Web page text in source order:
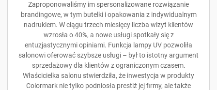
Zaproponowaliśmy im spersonalizowane rozwiązanie
brandingowe, w tym butelki i opakowania z indywidualnym
nadrukiem. W ciągu trzech miesięcy liczba wizyt klientów
wzrosła o 40%, a nowe usługi spotkały się z
entuzjastycznymi opiniami. Funkcja lampy UV pozwoliła
salonowi oferować szybsze usługi – był to istotny argument
sprzedażowy dla klientów z ograniczonym czasem.
Właścicielka salonu stwierdziła, że inwestycja w produkty
Colormark nie tylko podniosła prestiż jej firmy, ale także